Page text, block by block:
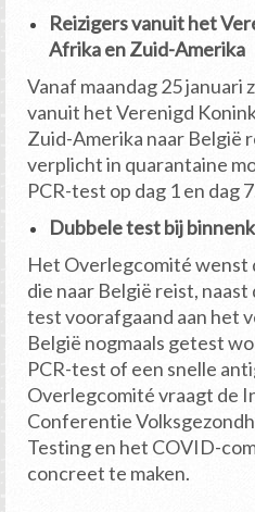
Reizigers vanuit het
Afrika en Zuid-Amerika
Vanaf maandag 25 januari
vanuit het Verenigd
Zuid-Amerika naar België
verplicht in quarantaine
PCR-test op dag 1 en dag
Dubbele test bij
Het Overlegcomité wenst
die naar België reist,
test voorafgaand aan het
België nogmaals getest
PCR-test of een snelle
Overlegcomité vraagt de
Conferentie
Testing en het COVID-
concreet te maken.